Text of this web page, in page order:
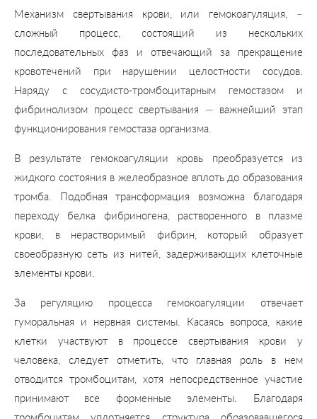
Механизм свертывания крови, или гемокоагуляция, –
сложный процесс, состоящий из нескольких
последовательных фаз и отвечающий за прекращение
кровотечений при нарушении целостности сосудов.
Наряду с сосудисто-тромбоцитарным гемостазом и
фибринолизом процесс свертывания — важнейший этап
функционирования гемостаза организма.
В результате гемокоагуляции кровь преобразуется из
жидкого состояния в желеобразное вплоть до образования
тромба. Подобная трансформация возможна благодаря
переходу белка фибриногена, растворенного в плазме
крови, в нерастворимый фибрин, который образует
своеобразную сеть из нитей, задерживающих клеточные
элементы крови.
За регуляцию процесса гемокоагуляции отвечает
гуморальная и нервная системы. Касаясь вопроса, какие
клетки участвуют в процессе свертывания крови у
человека, следует отметить, что главная роль в нем
отводится тромбоцитам, хотя непосредственное участие
принимают все форменные элементы. Благодаря